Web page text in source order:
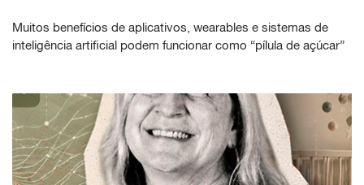
Muitos benefícios de aplicativos, wearables e sistemas de
inteligência artificial podem funcionar como “pílula de açúcar”